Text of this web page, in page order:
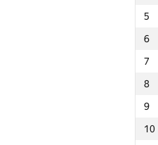
5
6
7
8
9
10